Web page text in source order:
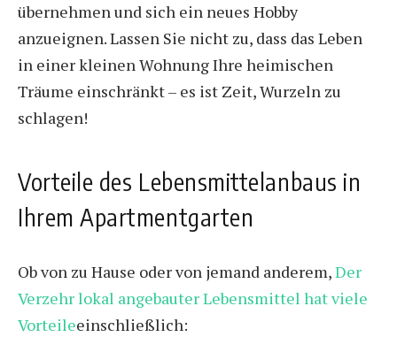
übernehmen und sich ein neues Hobby
anzueignen. Lassen Sie nicht zu, dass das Leben
in einer kleinen Wohnung Ihre heimischen
Träume einschränkt – es ist Zeit, Wurzeln zu
schlagen!
Vorteile des Lebensmittelanbaus in
Ihrem Apartmentgarten
Ob von zu Hause oder von jemand anderem,Der
Verzehr lokal angebauter Lebensmittel hat viele
Vorteileeinschließlich: